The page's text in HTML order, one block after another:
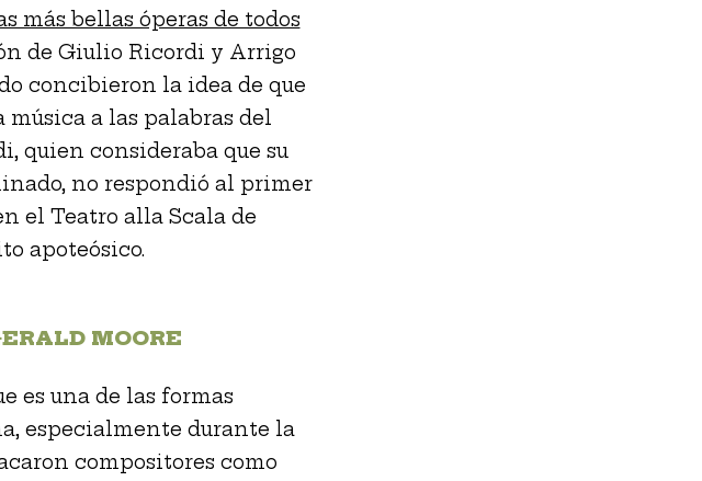
más bellas óperas de todos
de Giulio Ricordi y Arrigo
concibieron la idea de que
a las palabras del
quien consideraba que su
no respondió al primer
el Teatro alla Scala de
apoteósico.
MOORE
es una de las formas
especialmente durante la
compositores como